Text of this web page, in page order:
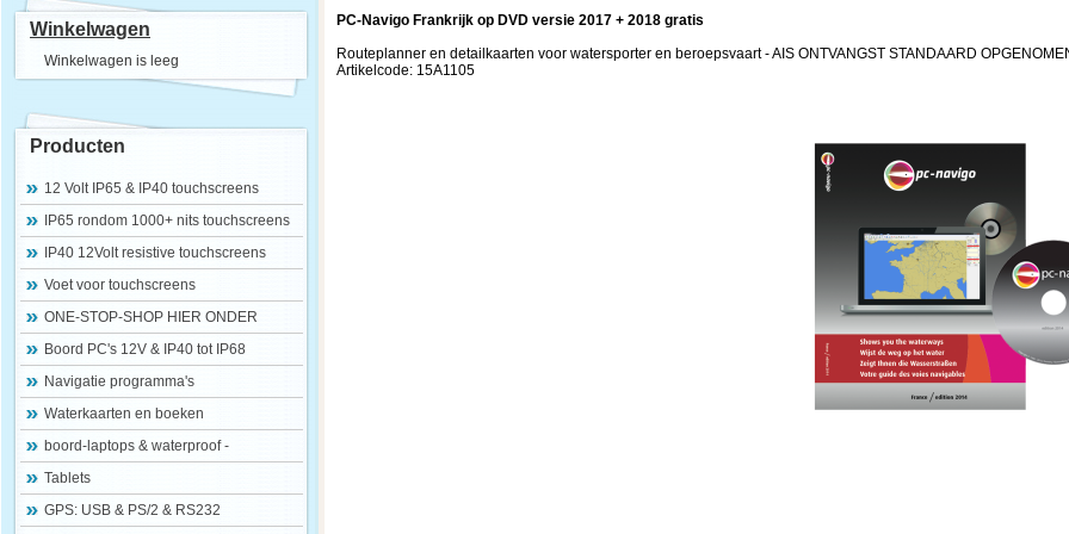
Winkelwagen
Winkelwagen is leeg
Producten
12 Volt IP65 & IP40 touchscreens
IP65 rondom 1000+ nits touchscreens
IP40 12Volt resistive touchscreens
Voet voor touchscreens
ONE-STOP-SHOP HIER ONDER
Boord PC's 12V & IP40 tot IP68
Navigatie programma's
Waterkaarten en boeken
boord-laptops & waterproof -
Tablets
GPS: USB & PS/2 & RS232
PC-Navigo Frankrijk op DVD versie 2017 + 2018 gratis
Routeplanner en detailkaarten voor watersporter en beroepsvaart - AIS ONTVANGST STANDAARD
Artikelcode: 15A1105